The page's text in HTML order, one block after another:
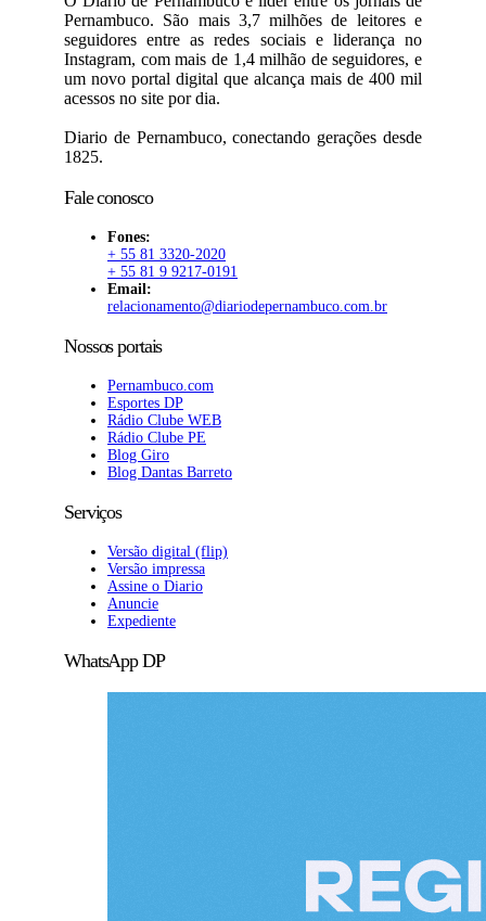
Pernambuco. São mais 3,7 milhões de leitores e
seguidores entre as redes sociais e liderança no
Instagram, com mais de 1,4 milhão de seguidores, e
um novo portal digital que alcança mais de 400 mil
acessos no site por dia.
Diario de Pernambuco, conectando gerações desde
1825.
Fale conosco
Fones:
+ 55 81 3320-2020
+ 55 81 9 9217-0191
Email:
relacionamento@diariodepernambuco.com.br
Nossos portais
Pernambuco.com
Esportes DP
Rádio Clube WEB
Rádio Clube PE
Blog Giro
Blog Dantas Barreto
Serviços
Versão digital (flip)
Versão impressa
Assine o Diario
Anuncie
Expediente
WhatsApp DP